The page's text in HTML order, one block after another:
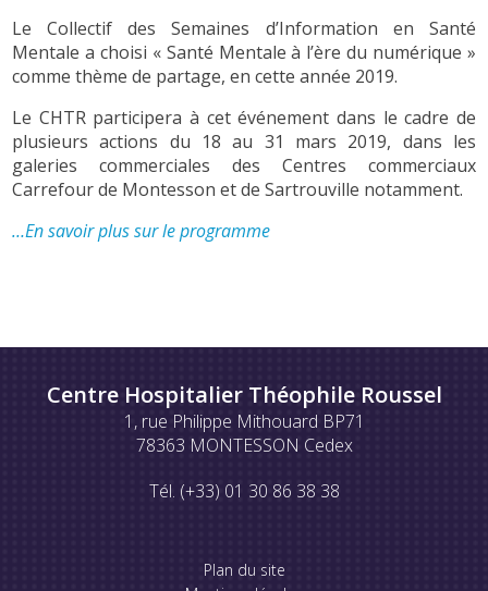
Le Collectif des Semaines d’Information en Santé
Mentale a choisi « Santé Mentale à l’ère du numérique »
comme thème de partage, en cette année 2019.
Le CHTR participera à cet événement dans le cadre de
plusieurs actions du 18 au 31 mars 2019, dans les
galeries commerciales des Centres commerciaux
Carrefour de Montesson et de Sartrouville notamment.
…En savoir plus sur le programme
Centre Hospitalier Théophile Roussel
1, rue Philippe Mithouard BP71
78363 MONTESSON Cedex
Tél. (+33) 01 30 86 38 38
Plan du site